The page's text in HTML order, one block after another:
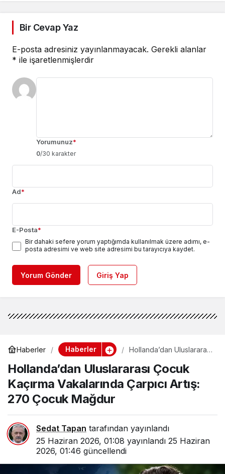
Bir Cevap Yaz
E-posta adresiniz yayınlanmayacak. Gerekli alanlar
* ile işaretlenmişlerdir
Yorumunuz*
0/30 karakter
Ad*
E-Posta*
Bir dahaki sefere yorum yaptığımda kullanılmak üzere adımı, e-
posta adresimi ve web site adresimi bu tarayıcıya kaydet.
Yorum Gönder Giriş Yap
Haberler Haberler
Hollanda’dan Uluslararası
Vakalarında Çarpıcı Artış:
270 Çocuk Mağdur
Hollanda’dan Uluslararası Çocuk
Kaçırma Vakalarında Çarpıcı Artış:
270 Çocuk Mağdur
Sedat Tapan tarafından yayınlandı
25 Haziran 2026, 01:08 yayınlandı 25 Haziran
2026, 01:46 güncellendi